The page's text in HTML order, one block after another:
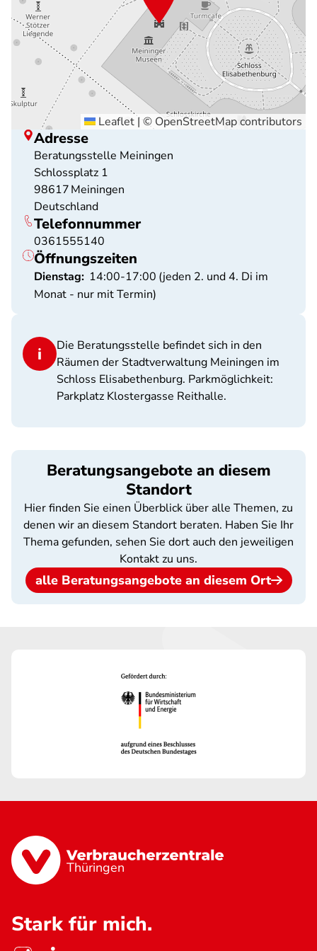
Leaflet |© OpenStreetMapcontributors
Adresse
Beratungsstelle Meiningen
Schlossplatz 1
98617Meiningen
Deutschland
Telefonnummer
0361555140
Öffnungszeiten
Dienstag: 14:00-17:00 (jeden 2. und 4. Di im
Monat - nur mit Termin)
Die Beratungsstelle befindet sich in den
Räumen der Stadtverwaltung Meiningen im
Schloss Elisabethenburg. Parkmöglichkeit:
Parkplatz Klostergasse Reithalle.
Beratungsangebote an diesem
Standort
Hier finden Sie einen Überblick über alle Themen, zu
denen wir an diesem Standort beraten. Haben Sie Ihr
Thema gefunden, sehen Sie dort auch den jeweiligen
Kontakt zu uns.
alle Beratungsangebote an diesem Ort
Thüringen
Stark für mich.